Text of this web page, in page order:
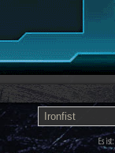
Es ist: